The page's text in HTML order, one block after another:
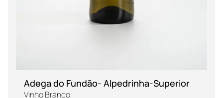
Adega do Fundão- Alpedrinha-Superior
Vinho Branco